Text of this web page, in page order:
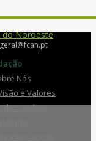
geral@fcan.pt
Nós
e Valores
de Conduta